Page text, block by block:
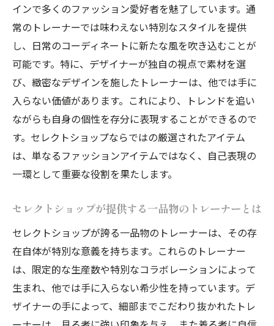
インで多くのファッション愛好者を魅了しています。通
常のトレーナーでは味わえない特別なスタイルを提供
し、日常のコーディネートに新たな風を吹き込むことが
可能です。特に、デザイナーが独自の視点で素材を選
び、緻密なデザインを施したトレーナーは、他では手に
入らない価値があります。これにより、トレンドを追い
ながらも自身の個性を存分に表現することができるので
す。セレクトショップならではの厳選されたアイテム
は、単なるファッションアイテムではなく、自己表現の
一環として重要な役割を果たします。
セレクトショップが提供する一品物のトレーナーとは
セレクトショップが誇る一品物のトレーナーは、その存
在自体が特別な意義を持ちます。これらのトレーナー
は、限定的な生産数や特別なコラボレーションによって
生まれ、他では手に入らない希少性を持っています。デ
ザイナーの手によって、細部までこだわり抜かれたトレ